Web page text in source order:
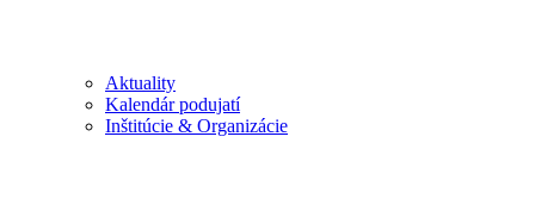
Aktuality
Kalendár podujatí
Inštitúcie & Organizácie